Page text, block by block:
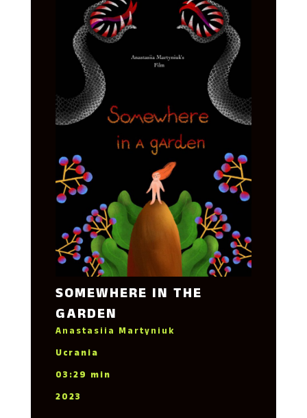
SOMEWHERE IN THE
GARDEN
Anastasiia Martyniuk
Ucrania
03:29 min
2023